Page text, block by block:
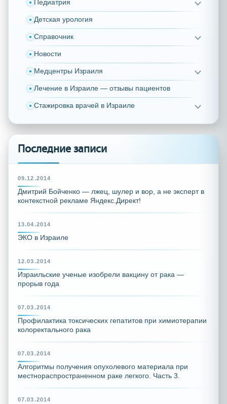
Педиатрия
Детская урология
Справочник
Новости
Медцентры Израиля
Лечение в Израиле — отзывы пациентов
Стажировка врачей в Израиле
Последние записи
09.12.2014
Дмитрий Бойченко — лжец, шулер и вор, а не эксперт в
контекстной рекламе Яндекс.Директ!
13.04.2014
ЭКО в Израиле
12.03.2014
Израильские ученые изобрели вакцину от рака —
прорыв года
07.03.2014
Профилактика токсических гепатитов при химиотерапии
колоректального рака
07.03.2014
Алгоритмы получения опухолевого материала при
местнораспространенном раке легкого. Часть 3.
07.03.2014